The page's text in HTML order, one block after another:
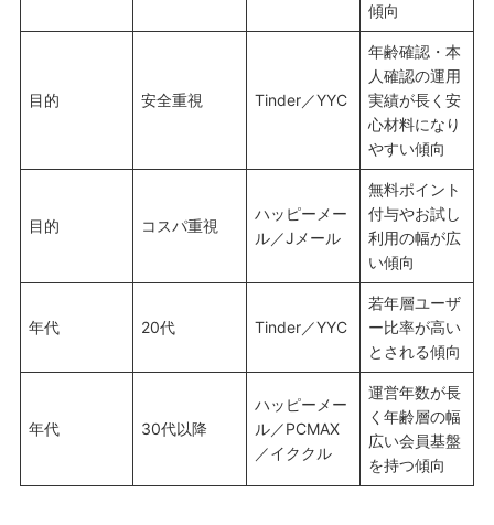
傾向
目的 安全重視 Tinder／YYC
年齢確認・本
人確認の運用
実績が長く安
心材料になり
やすい傾向
目的 コスパ重視
ハッピーメー
ル／Jメール
無料ポイント
付与やお試し
利用の幅が広
い傾向
年代 20代 Tinder／YYC
若年層ユーザ
ー比率が高い
とされる傾向
年代 30代以降
ハッピーメー
ル／PCMAX
／イククル
運営年数が長
く年齢層の幅
広い会員基盤
を持つ傾向